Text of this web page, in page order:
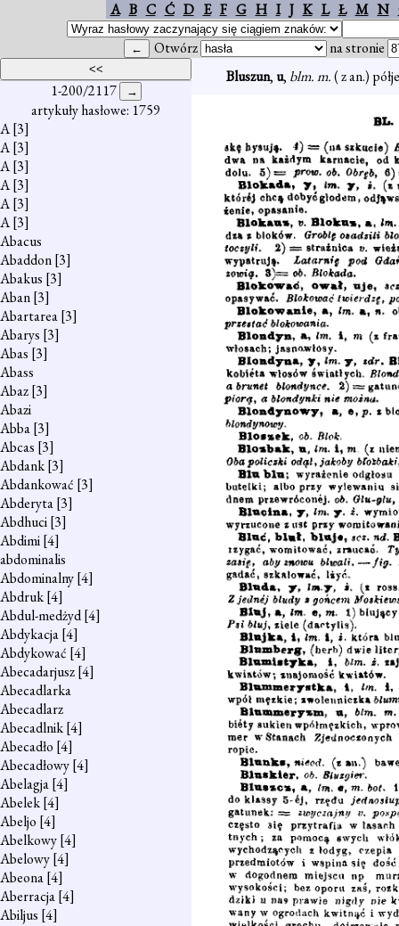
A B C Ć D E F G H I J K L Ł M N
Otwórz na stronie
1-200/2117
artykuły hasłowe: 1759
A[3]
A[3]
A[3]
A[3]
A[3]
A[3]
Abacus
Abaddon[3]
Abakus [3]
Aban[3]
Abartarea[3]
Abarys [3]
Abas [3]
Abass
Abaz[3]
Abazi
Abba[3]
Abcas [3]
Abdank[3]
Abdankować [3]
Abderyta[3]
Abdhuci[3]
Abdimi[4]
abdominalis
Abdominalny[4]
Abdruk[4]
Abdul-medżyd[4]
Abdykacja[4]
Abdykować [4]
Abecadarjusz[4]
Abecadlarka
Abecadlarz
Abecadlnik[4]
Abecadło [4]
Abecadłowy[4]
Abelagja[4]
Abelek[4]
Abeljo [4]
Abelkowy[4]
Abelowy[4]
Abeona[4]
Aberracja[4]
Abiljus [4]
Bluszun, u, blm. m.( z an.)